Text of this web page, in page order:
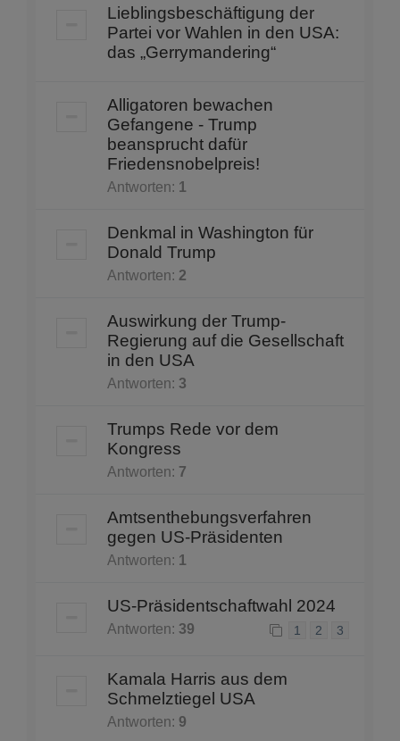
Lieblingsbeschäftigung der
Partei vor Wahlen in den USA:
das „Gerrymandering“
Alligatoren bewachen
Gefangene - Trump
beansprucht dafür
Friedensnobelpreis!
Antworten: 1
Denkmal in Washington für
Donald Trump
Antworten: 2
Auswirkung der Trump-
Regierung auf die Gesellschaft
in den USA
Antworten: 3
Trumps Rede vor dem
Kongress
Antworten: 7
Amtsenthebungsverfahren
gegen US-Präsidenten
Antworten: 1
US-Präsidentschaftwahl 2024
Antworten: 39 1 2 3
Kamala Harris aus dem
Schmelztiegel USA
Antworten: 9